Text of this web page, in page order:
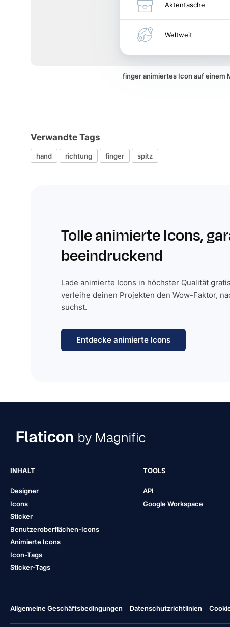
Aktentasche
Weltweit
finger animiertes Icon auf einem
Verwandte Tags
hand richtung finger spitz
Tolle animierte Icons,
beeindruckend
Lade animierte Icons in höchster Qualität
verleihe deinen Projekten den Wow-Faktor,
suchst.
Entdecke animierte Icons
INHALT
Designer
Icons
Sticker
Benutzeroberflächen-Icons
Animierte Icons
Icon-Tags
Sticker-Tags
TOOLS
API
Google Workspace
Allgemeine Geschäftsbedingungen Datenschutzrichtlinien